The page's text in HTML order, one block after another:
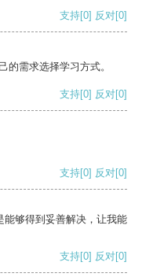
支持[0] 反对[0]
的需求选择学习方式。
支持[0] 反对[0]
支持[0] 反对[0]
能够得到妥善解决，让我能
支持[0] 反对[0]